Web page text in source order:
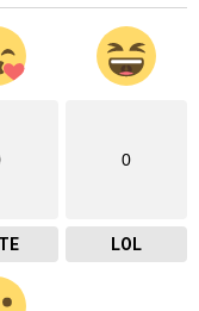
0
LOL